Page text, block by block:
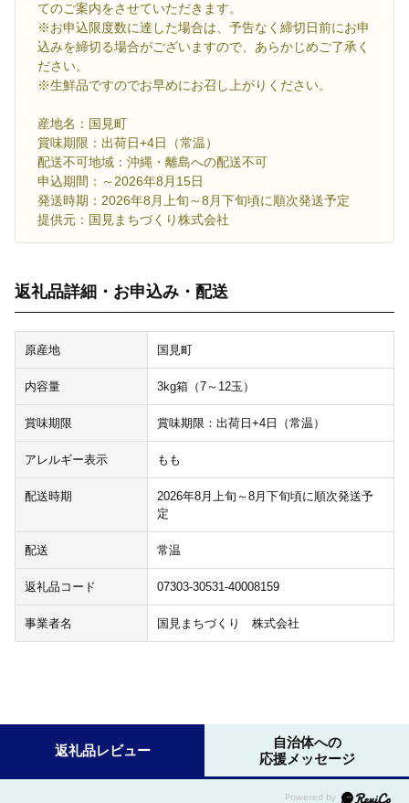
てのご案内をさせていただきます。
※お申込限度数に達した場合は、予告なく締切日前にお申
込みを締切る場合がございますので、あらかじめご了承く
ださい。
※生鮮品ですのでお早めにお召し上がりください。
産地名：国見町
賞味期限：出荷日+4日（常温）
配送不可地域：沖縄・離島への配送不可
申込期間：～2026年8月15日
発送時期：2026年8月上旬～8月下旬頃に順次発送予定
提供元：国見まちづくり株式会社
返礼品詳細・お申込み・配送
原産地 国見町
内容量 3kg箱（7～12玉）
賞味期限 賞味期限：出荷日+4日（常温）
アレルギー表示 もも
配送時期
2026年8月上旬～8月下旬頃に順次発送予
定
配送 常温
返礼品コード 07303-30531-40008159
事業者名 国見まちづくり 株式会社
返礼品レビュー
自治体への
応援メッセージ